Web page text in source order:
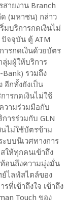
ายงาน Branch
(มหาชน) กล่าว
บริการกดเงินไม่
จจุบัน ตู้ ATM
ารกดเงินด้วยบัตร
ลุ่มผู้ให้บริการ
Bank) รวมถึง
อีกทั้งยังเป็น
ารกดเงินไม่ใช้
วามร่วมมือกับ
ารร่วมกับ GLN
นไม่ใช้บัตรข้าม
บบนิเวศทางการ
ให้ทุกคนเข้าถึง
ท้อนถึงความมุ่งมั่น
ไลฟ์สไตล์ของ
ที่เข้าถึงใจ เข้าถึง
Touch ของ